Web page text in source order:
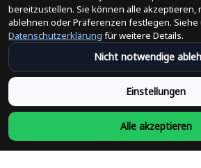
Änderungen der Bestellung
Versandpolitik
Rückerstattungsrichtlinie
Rückgabepolitik
bereitzustellen. Sie können alle akzeptieren,
ablehnen oder Präferenzen festlegen. Siehe
Datenschutzerklärung für weitere Details.
Nicht notwendige
Einstellungen
Alle akzeptieren